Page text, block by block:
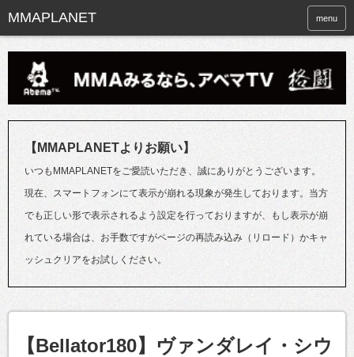
menu
【MMAPLANETよりお願い】
いつもMMAPLANETをご愛読いただき、誠にありがとうございます。
現在、スマートフォンにて表示が崩れる現象が発生しております。当方
でも正しい形で表示されるよう設定を行っておりますが、もし表示が崩
れている場合は、お手数ですがページの再読み込み（リロード）かキャ
ッシュクリアをお試しください。
【Bellator180】ヴァンダレイ・シウ